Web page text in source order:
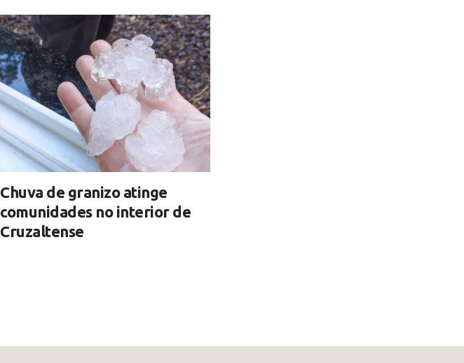
Chuva de granizo atinge
comunidades no interior de
Cruzaltense